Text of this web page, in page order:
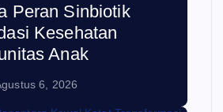
Peran Sinbiotik
Kesehatan
Anak
6, 2026